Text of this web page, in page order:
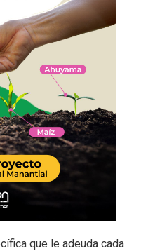
que le adeuda cada